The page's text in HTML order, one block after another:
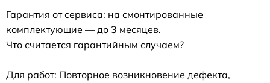
Гарантия от сервиса: на смонтированные
комплектующие — до 3 месяцев.
Что считается гарантийным случаем?
Для работ: Повторное возникновение дефекта,